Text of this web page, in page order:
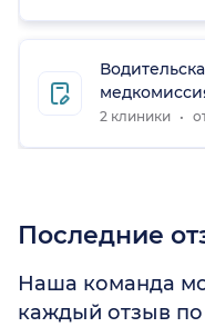
2 клиники
Последние
Наша команда
каждый отзыв